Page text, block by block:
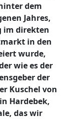
dem
Jahres,
im direkten
in den
wurde,
wie es der
der
Kuschel von
Hardebek,
das wir